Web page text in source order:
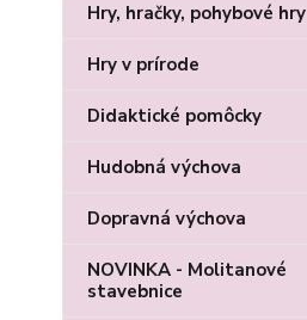
Hry, hračky, pohybové hry
Hry v prírode
Didaktické pomôcky
Hudobná výchova
Dopravná výchova
NOVINKA - Molitanové
stavebnice